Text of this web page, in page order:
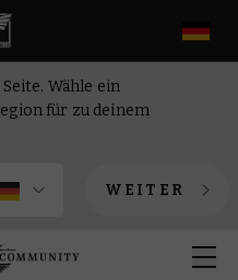
Wähle ein
für zu deinem
WEITER